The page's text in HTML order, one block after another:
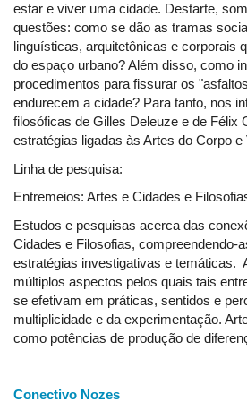
estar e viver uma cidade. Destarte,
questões: como se dão as tramas
linguísticas, arquitetônicas e corporais
do espaço urbano? Além disso, como
procedimentos para fissurar os
endurecem a cidade? Para tanto, nos
filosóficas de Gilles Deleuze e de Félix
estratégias ligadas às Artes do Corpo
Linha de pesquisa:
Entremeios: Artes e Cidades e
Estudos e pesquisas acerca das
Cidades e Filosofias, compreendendo-
estratégias investigativas e temáticas.
múltiplos aspectos pelos quais tais
se efetivam em práticas, sentidos e
multiplicidade e da experimentação.
como potências de produção de
Conectivo Nozes